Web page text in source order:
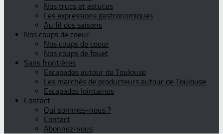
Nos trucs et astuces
Les expressions gastronomiques
Au fil des saisons
Nos coups de coeur
Nos coups de coeur
Nos coups de fouet
Sans frontières
Escapades autour de Toulouse
Les marchés de producteurs autour de Toulouse
Escapades lointaines
Contact
Qui sommes-nous ?
Contact
Abonnez-vous